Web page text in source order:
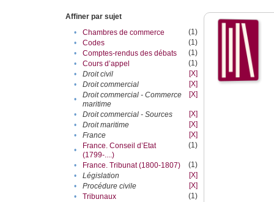
Affiner par sujet
•
Chambres de commerce
(1)
•
Codes
(1)
•
Comptes-rendus des débats
(1)
•
Cours d’appel
(1)
•
Droit civil
[X]
•
Droit commercial
[X]
•
Droit commercial - Commerce
maritime
[X]
• Droit commercial - Sources
[X]
•
Droit maritime
[X]
•
France
[X]
•
France. Conseil d’Etat
(1799-....)
(1)
• France. Tribunat (1800-1807)
(1)
•
Législation
[X]
•
Procédure civile
[X]
•
Tribunaux
(1)